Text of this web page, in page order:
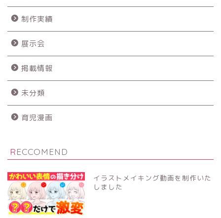
制作実績
展示会
掲載情報
未分類
育児漫画
RECCOMEND
イラストメイキング動画を制作いた
しました